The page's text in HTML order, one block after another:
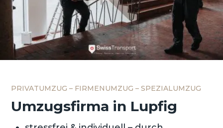
PRIVATUMZUG – FIRMENUMZUG – SPEZIALUMZUG
Umzugsfirma in Lupfig